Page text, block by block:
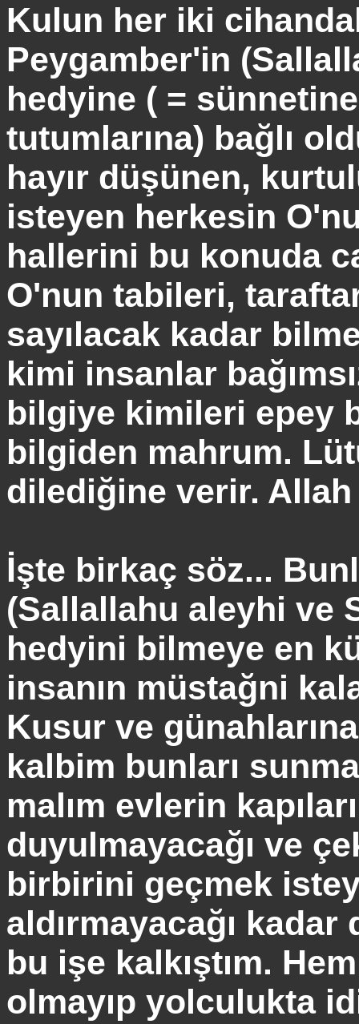
Kulun her iki
Peygamber'in (
hedyine ( =
tutumlarına) bağlı
hayır düşünen,
isteyen herkesin
hallerini bu konuda
O'nun tabileri,
sayılacak kadar
kimi insanlar
bilgiye kimileri epey
bilgiden mahrum.
dilediğine verir.
İşte birkaç söz...
(Sallallahu aleyhi ve
hedyini bilmeye en
insanın müstağni
Kusur ve
kalbim bunları
malım evlerin
duyulmayacağı ve
birbirini geçmek
aldırmayacağı
bu işe kalkıştım.
olmayıp yolculukta